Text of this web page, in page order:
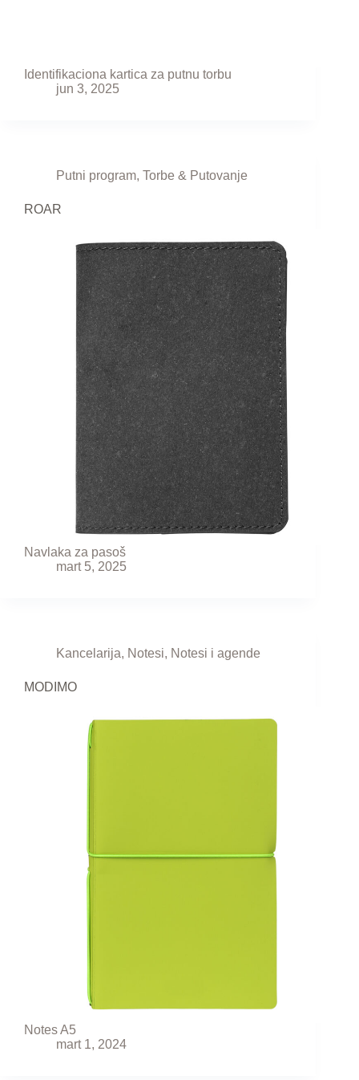
Identifikaciona kartica za putnu torbu
jun 3, 2025
Putni program, Torbe & Putovanje
ROAR
Navlaka za pasoš
mart 5, 2025
Kancelarija, Notesi, Notesi i agende
MODIMO
Notes A5
mart 1, 2024